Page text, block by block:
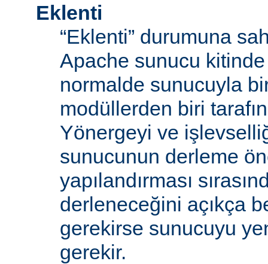
Eklenti
“Eklenti” durumuna
Apache sunucu
normalde sunucuyla
modüllerden biri
Yönergeyi ve
sunucunun derleme
yapılandırması
derleneceğini açıkça
gerekirse sunucuyu
gerekir.